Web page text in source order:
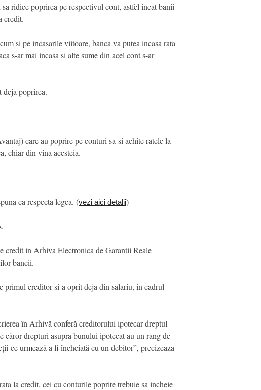
ridice poprirea pe respectivul cont, astfel incat banii
credit.
si pe incasarile viitoare, banca va putea incasa rata
s-ar mai incasa si alte sume din acel cont s-ar
deja poprirea.
care au poprire pe conturi sa-si achite ratele la
chiar din vina acesteia.
ca respecta legea. (vezi aici detalii)
credit in Arhiva Electronica de Garantii Reale
bancii.
primul creditor si-a oprit deja din salariu, in cadrul
în Arhivă conferă creditorului ipotecar dreptul
căror drepturi asupra bunului ipotecat au un rang de
ce urmează a fi încheiată cu un debitor”, precizeaza
la credit, cei cu conturile poprite trebuie sa incheie